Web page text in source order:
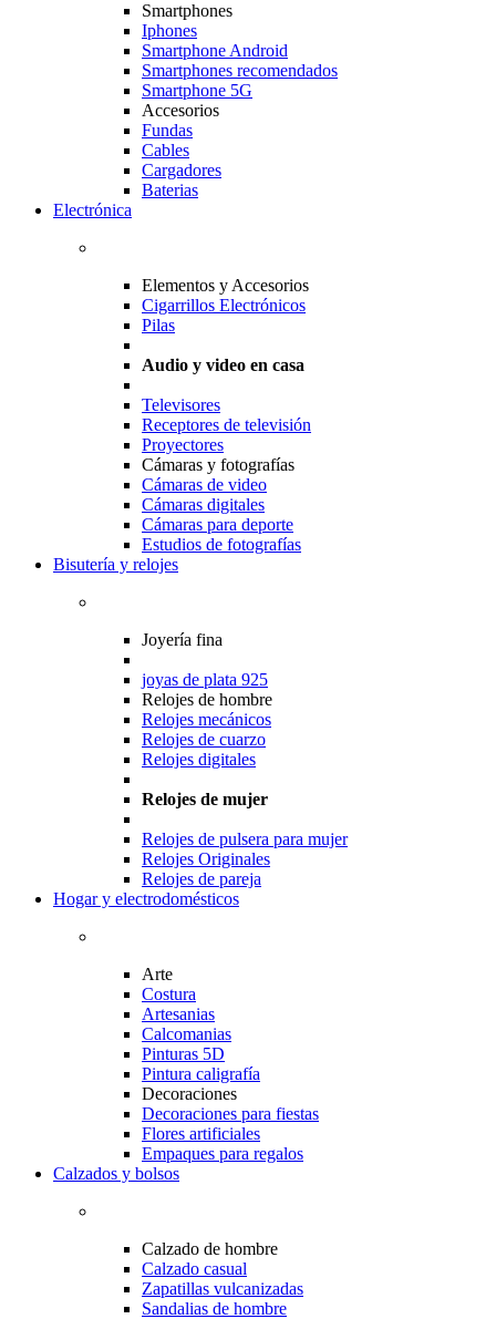
Smartphones
Iphones
Smartphone Android
Smartphones recomendados
Smartphone 5G
Accesorios
Fundas
Cables
Cargadores
Baterias
Electrónica
Elementos y Accesorios
Cigarrillos Electrónicos
Pilas
Audio y video en casa
Televisores
Receptores de televisión
Proyectores
Cámaras y fotografías
Cámaras de video
Cámaras digitales
Cámaras para deporte
Estudios de fotografías
Bisutería y relojes
Joyería fina
joyas de plata 925
Relojes de hombre
Relojes mecánicos
Relojes de cuarzo
Relojes digitales
Relojes de mujer
Relojes de pulsera para mujer
Relojes Originales
Relojes de pareja
Hogar y electrodomésticos
Arte
Costura
Artesanias
Calcomanias
Pinturas 5D
Pintura caligrafía
Decoraciones
Decoraciones para fiestas
Flores artificiales
Empaques para regalos
Calzados y bolsos
Calzado de hombre
Calzado casual
Zapatillas vulcanizadas
Sandalias de hombre